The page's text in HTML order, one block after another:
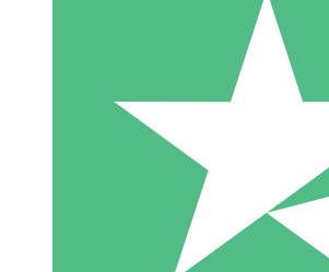
Packs de Crédits
Payez à l'utilisation avec des crédits de
1 Téléchargement
10 00